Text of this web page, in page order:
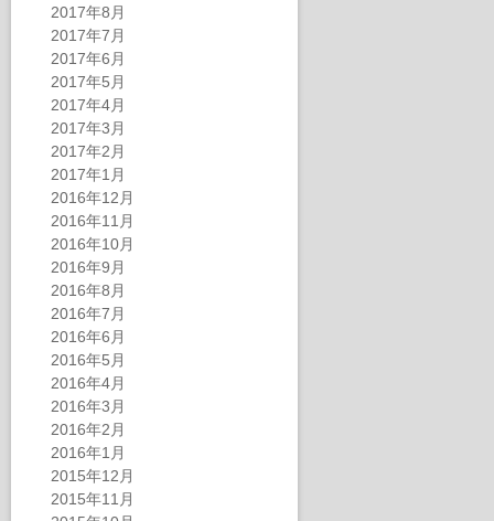
2017年8月
2017年7月
2017年6月
2017年5月
2017年4月
2017年3月
2017年2月
2017年1月
2016年12月
2016年11月
2016年10月
2016年9月
2016年8月
2016年7月
2016年6月
2016年5月
2016年4月
2016年3月
2016年2月
2016年1月
2015年12月
2015年11月